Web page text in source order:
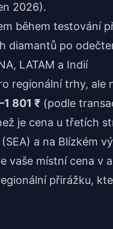
2026).
během testování
diamantů po
LATAM a Indií
regionální trhy, ale
801 ₹ (podle
je cena u třetích
a na Blízkém
vaše místní cena v
přirážku,